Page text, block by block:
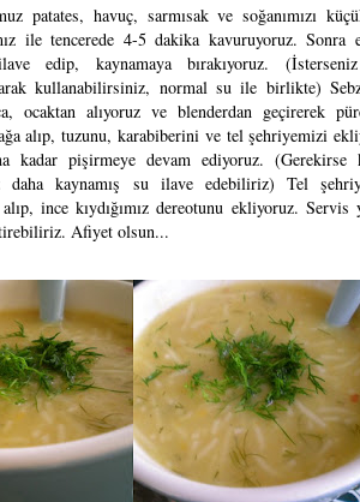
patates, havuç, sarmısak ve soğanımızı
ile tencerede 4-5 dakika kavuruyoruz. Sonra
edip, kaynamaya bırakıyoruz.
kullanabilirsiniz, normal su ile birlikte)
ocaktan alıyoruz ve blenderdan geçirerek
alıp, tuzunu, karabiberini ve tel şehriyemizi
kadar pişirmeye devam ediyoruz. (Gerekirse
daha kaynamış su ilave edebiliriz) Tel
ince kıydığımız dereotunu ekliyoruz. Servis
Afiyet olsun...